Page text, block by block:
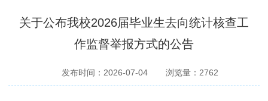
关于公布我校2026届毕业生去向统计核查工
作监督举报方式的公告
发布时间：2026-07-04 浏览量： 2762